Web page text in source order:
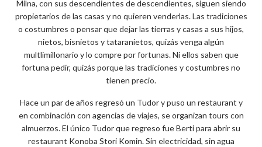
Milna, con sus descendientes de descendientes, siguen siendo
propietarios de las casas y no quieren venderlas. Las tradiciones
o costumbres o pensar que dejar las tierras y casas a sus hijos,
nietos, bisnietos y tataranietos, quizás venga algún
multlimillonario y lo compre por fortunas. Ni ellos saben que
fortuna pedir, quizás porque las tradiciones y costumbres no
tienen precio.
Hace un par de años regresó un Tudor y puso un restaurant y
en combinación con agencias de viajes, se organizan tours con
almuerzos. El único Tudor que regreso fue Berti para abrir su
restaurant Konoba Stori Komin. Sin electricidad, sin agua